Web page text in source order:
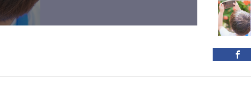
【独り
い】対